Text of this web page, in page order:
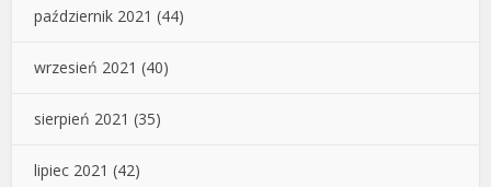
październik 2021 (44)
wrzesień 2021 (40)
sierpień 2021 (35)
lipiec 2021 (42)